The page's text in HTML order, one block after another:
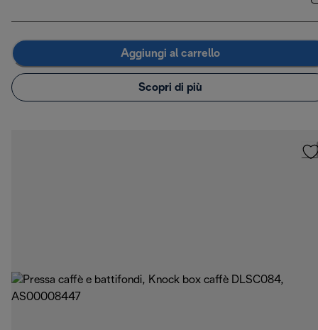
Aggiungi al carrello
Scopri di più